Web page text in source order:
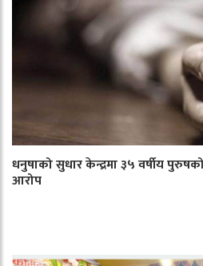
धनुषाको सुधार केन्द्रमा ३५ वर्षीय
आरोप